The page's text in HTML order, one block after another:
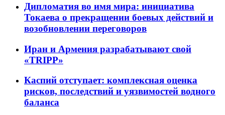
Дипломатия во имя мира: инициатива
Токаева о прекращении боевых действий и
возобновлении переговоров
Иран и Армения разрабатывают свой
«TRIPP»
Каспий отступает: комплексная оценка
рисков, последствий и уязвимостей водного
баланса